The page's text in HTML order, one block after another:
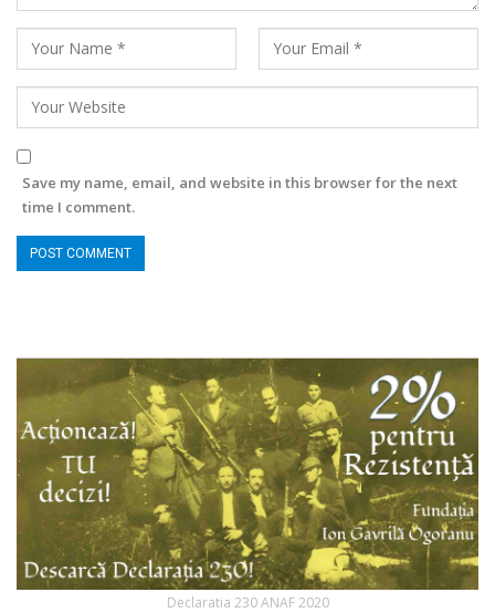
Save my name, email, and website in this browser for the next
time I comment.
Declaratia 230 ANAF 2020